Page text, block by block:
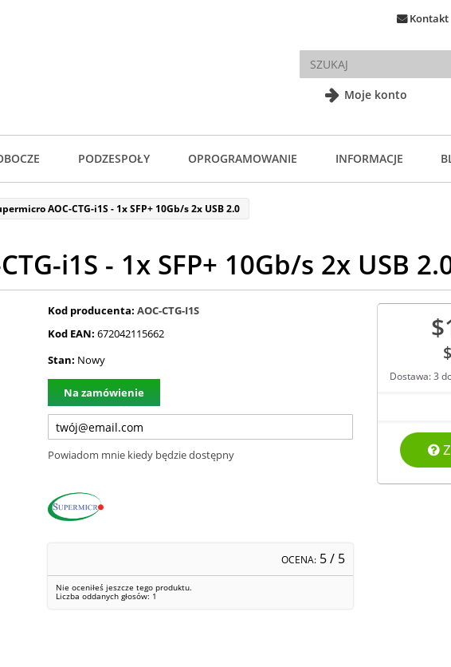
Moje konto
Kontakt
PODZESPOŁY OPROGRAMOWANIE INFORMACJE
AOC-CTG-i1S - 1x SFP+ 10Gb/s 2x USB 2.0
i1S - 1x SFP+ 10Gb/s 2x USB
Kod producenta: AOC-CTG-I1S
Kod EAN: 672042115662
Stan: Nowy
Na zamówienie
Powiadom mnie kiedy będzie dostępny
OCENA: 5/ 5
Nie oceniłeś jeszcze tego produktu.
Liczba oddanych głosów: 1
Dostawa: 3